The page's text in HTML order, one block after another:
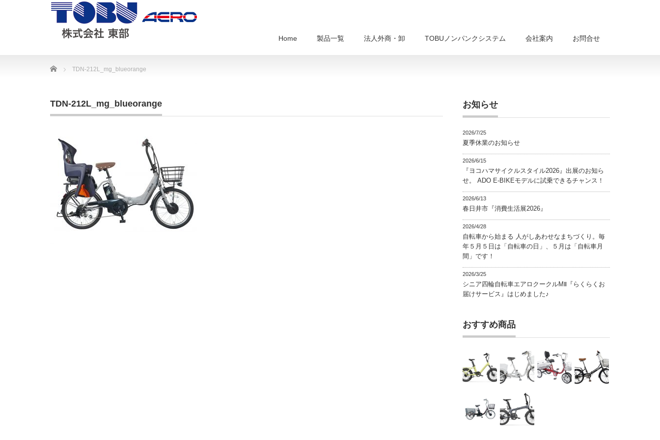
Home 製品一覧 法人外商・卸 TOBUノンパンクシステム 会社案内 お問合せ
Home TDN-212L_mg_blueorange
TDN-212L_mg_blueorange お知らせ
2026/7/25
夏季休業のお知らせ
2026/6/15
『ヨコハマサイクルスタイル2026』出展のお知ら
せ。 ADO E-BIKEモデルに試乗できるチャンス！
2026/6/13
春日井市『消費生活展2026』
2026/4/28
自転車から始まる 人がしあわせなまちづくり。毎
年５月５日は「自転車の日」、５月は「自転車月
間」です！
2026/3/25
シニア四輪自転車エアロクークルMⅡ『らくらくお
届けサービス』はじめました♪
おすすめ商品